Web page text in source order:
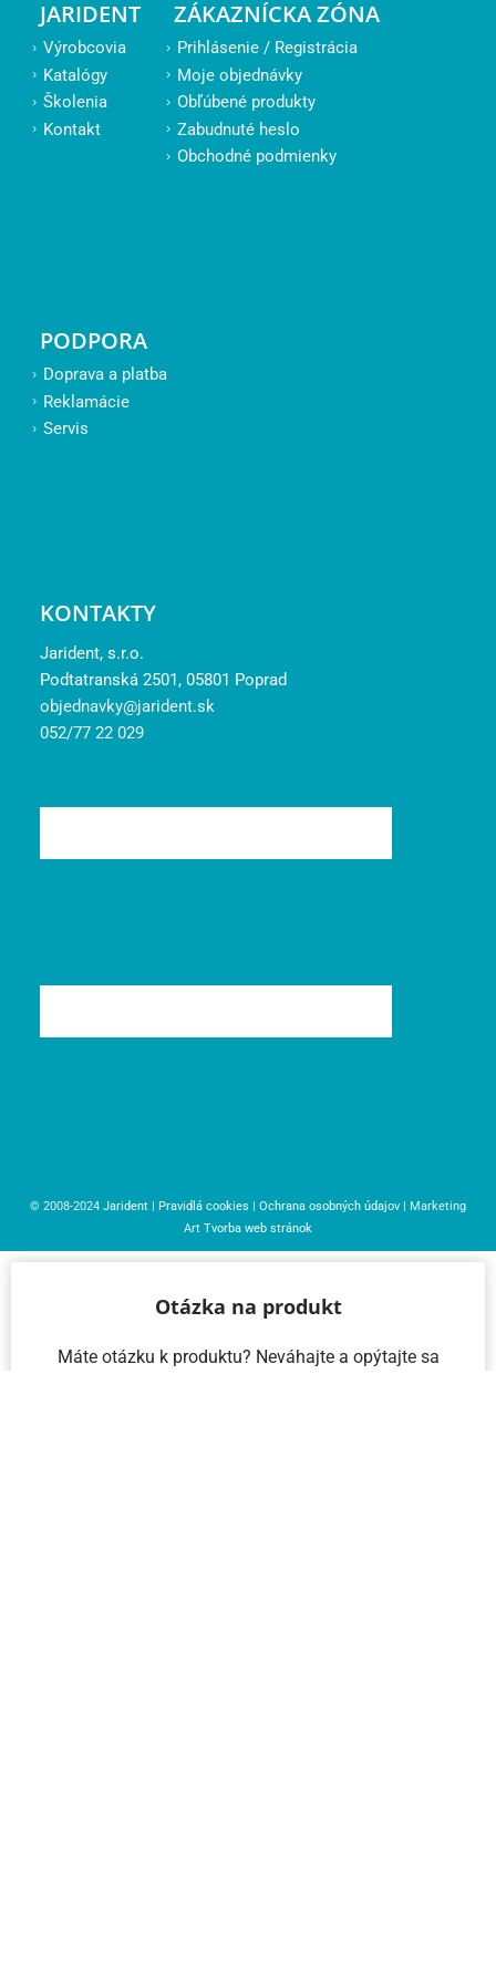
JARIDENT
Výrobcovia
Katalógy
Školenia
Kontakt
ZÁKAZNÍCKA ZÓNA
Prihlásenie / Registrácia
Moje objednávky
Obľúbené produkty
Zabudnuté heslo
Obchodné podmienky
PODPORA
Doprava a platba
Reklamácie
Servis
KONTAKTY
Jarident, s.r.o.
Podtatranská 2501, 05801 Poprad
objednavky@jarident.sk
052/77 22 029
© 2008-2024 Jarident Pravidlá cookies Ochrana osobných údajov | Marketing
Art Tvorba web stránok
Otázka na produkt
Máte otázku k produktu? Neváhajte a opýtajte sa